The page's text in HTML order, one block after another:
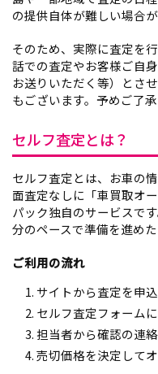
の提供自体が難しい場合が
そのため、実際に査定を
話での査定やお客様ご自
お送りいただく等）とさ
もございます。予めご了承
セルフ査定とは？
セルフ査定とは、お車の
面査定なしに「車買取オ
パック独自のサービスで
分のペースで準備を進め
ご利用の流れ
サイトから査定を申込
セルフ査定フォーム
担当者から確認の連絡
売切価格を決定して